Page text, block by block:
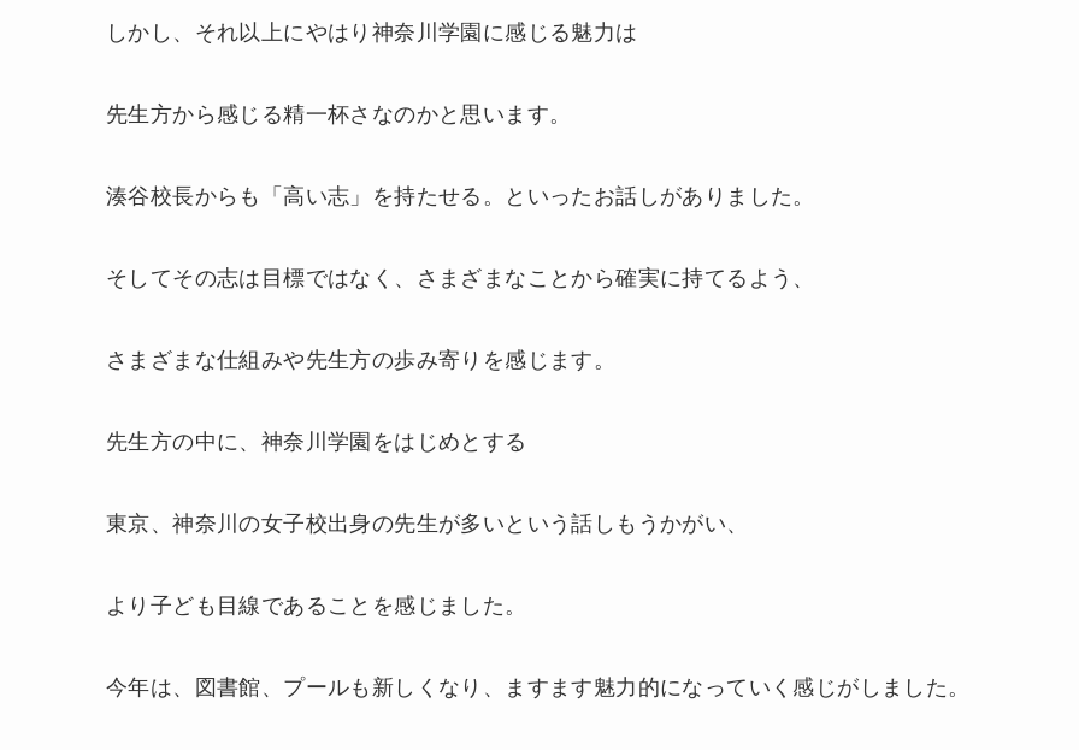
しかし、それ以上にやはり神奈川学園に感じる魅力は
先生方から感じる精一杯さなのかと思います。
湊谷校長からも「高い志」を持たせる。といったお話しがありました。
そしてその志は目標ではなく、さまざまなことから確実に持てるよう、
さまざまな仕組みや先生方の歩み寄りを感じます。
先生方の中に、神奈川学園をはじめとする
東京、神奈川の女子校出身の先生が多いという話しもうかがい、
より子ども目線であることを感じました。
今年は、図書館、プールも新しくなり、ますます魅力的になっていく感じがしました。